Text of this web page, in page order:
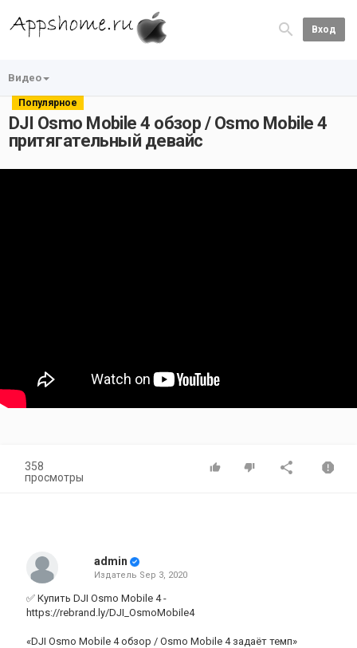
Вход
Видео
Популярное
DJI Osmo Mobile 4 обзор / Osmo Mobile 4
притягательный девайс
358
просмотры
admin
Издатель Sep 3, 2020
✅ Купить DJI Osmo Mobile 4 -
https://rebrand.ly/DJI_OsmoMobile4
«DJI Osmo Mobile 4 обзор / Osmo Mobile 4 задаёт темп»